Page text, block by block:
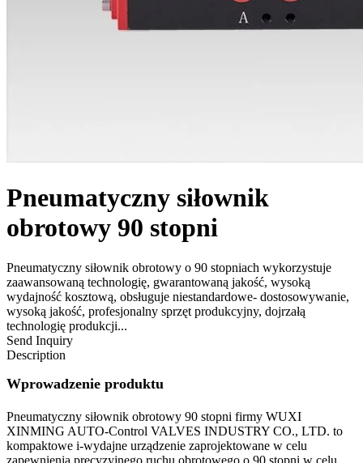
Pneumatyczny siłownik
obrotowy 90 stopni
Pneumatyczny siłownik obrotowy o 90 stopniach wykorzystuje
zaawansowaną technologię, gwarantowaną jakość, wysoką
wydajność kosztową, obsługuje niestandardowe- dostosowywanie,
wysoką jakość, profesjonalny sprzęt produkcyjny, dojrzałą
technologię produkcji...
Send Inquiry
Description
Wprowadzenie produktu
Pneumatyczny siłownik obrotowy 90 stopni firmy WUXI
XINMING AUTO-Control VALVES INDUSTRY CO., LTD. to
kompaktowe i-wydajne urządzenie zaprojektowane w celu
zapewnienia precyzyjnego ruchu obrotowego o 90 stopni w celu